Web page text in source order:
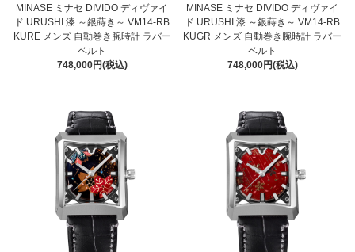
MINASE ミナセ DIVIDO ディヴァイ
ド URUSHI 漆 ～銀蒔き～ VM14-RB
KURE メンズ 自動巻き腕時計 ラバー
ベルト
748,000円(税込)
MINASE ミナセ DIVIDO ディヴァイ
ド URUSHI 漆 ～銀蒔き～ VM14-RB
KUGR メンズ 自動巻き腕時計 ラバー
ベルト
748,000円(税込)